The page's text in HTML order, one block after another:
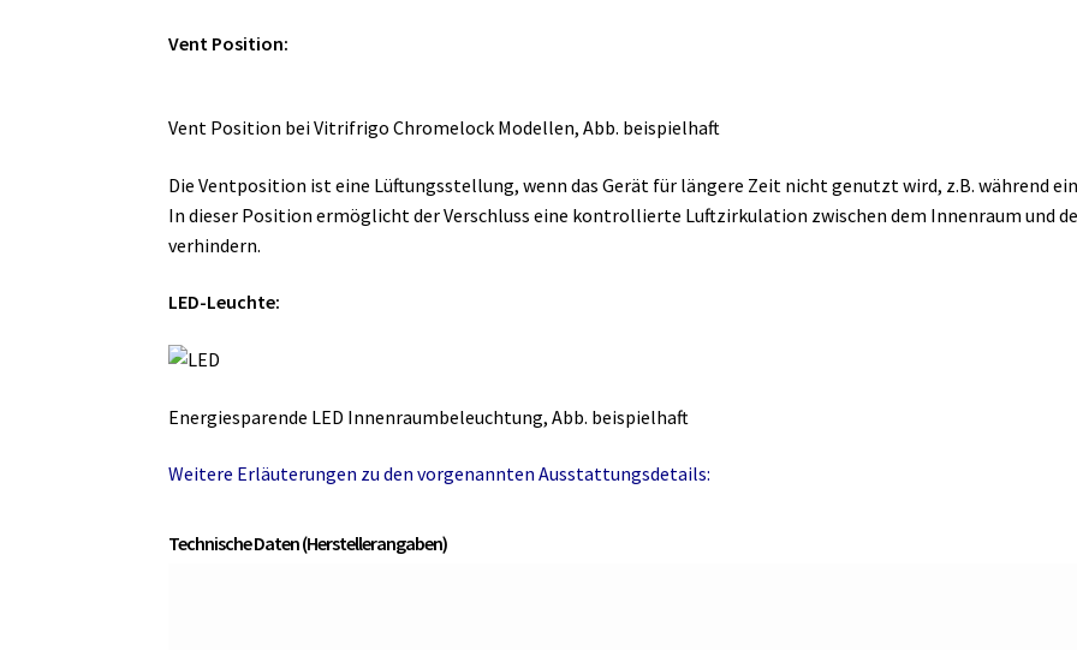
Vent Position:
Vent Position bei Vitrifrigo Chromelock Modellen, Abb. beispielhaft
Die Ventposition ist eine Lüftungsstellung, wenn das Gerät für längere Zeit nicht genutzt wird, z.B. während
In dieser Position ermöglicht der Verschluss eine kontrollierte Luftzirkulation zwischen dem Innenraum und
verhindern.
LED-Leuchte:
Energiesparende LED Innenraumbeleuchtung, Abb. beispielhaft
Weitere Erläuterungen zu den vorgenannten Ausstattungsdetails:
Technische Daten (Herstellerangaben)